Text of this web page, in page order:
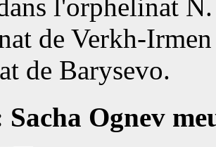
l'orphelinat
de Verkh-
de Barysevo.
Sacha Ognev